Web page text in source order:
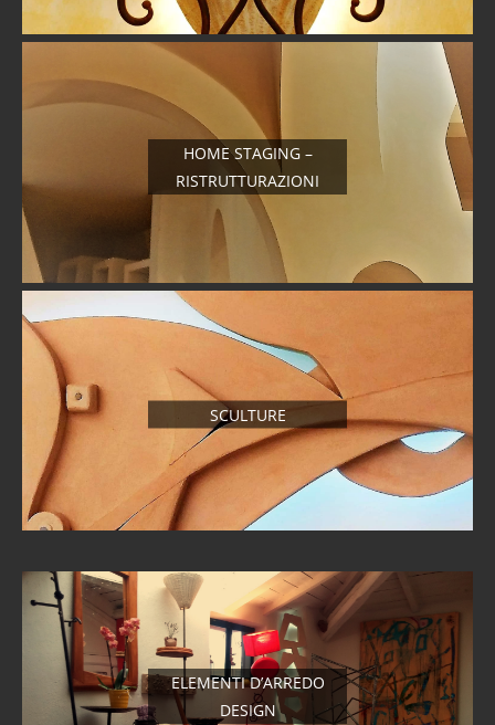
HOME STAGING –
RISTRUTTURAZIONI
SCULTURE
ELEMENTI D’ARREDO
DESIGN